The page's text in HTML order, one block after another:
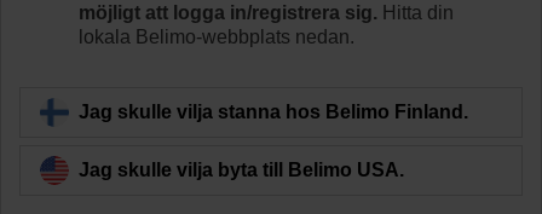
Tillbaka till produktkategori
möjligt att logga in/registrera sig. Hitta din
lokala Belimo-webbplats nedan.
Jag skulle vilja stanna hos Belimo Finland.
Jag skulle vilja byta till Belimo USA.